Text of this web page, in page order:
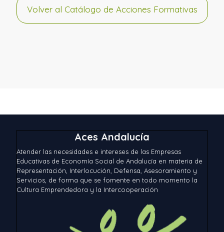
Volver al Catálogo de Acciones Formativas
Aces Andalucía
Atender las necesidades e intereses de las Empresas
Educativas de Economía Social de Andalucía en materia de
Representación, Interlocución, Defensa, Asesoramiento y
Servicios, de forma que se fomente en todo momento la
Cultura Emprendedora y la Intercooperación